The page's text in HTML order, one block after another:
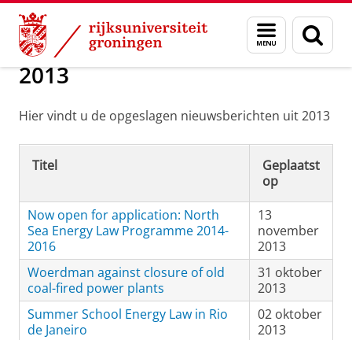
Skip
Content
Skip
Navigation
Menu
en
zoeken
Over ons Nieuwsarchief
2013
Hier vindt u de opgeslagen nieuwsberichten uit 2013
Titel
Geplaatst
op
Now open for application: North
Sea Energy Law Programme 2014-
2016
13
november
2013
Woerdman against closure of old
coal-fired power plants
31 oktober
2013
Summer School Energy Law in Rio
de Janeiro
02 oktober
2013